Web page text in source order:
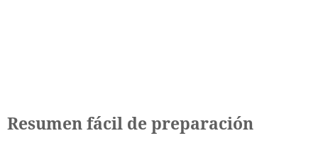
Resumen fácil de preparación